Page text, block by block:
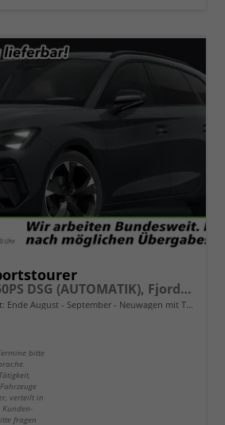
Basis 1.5 eTSI 150PS DSG (AUTOMATIK), Fjord-Blau, 18" Alu Garbi, Sitzheizung, M-Lederlenkrad beheizt, Parksensoren vorne und hinten, Adaptiver Tempomat, 3-Zonen-Climatronic, Radio 12,9" + Full Link (Navi-Funktion über Smartphone), Elektr. Heckklappe
Ende August - September Neuwagen mit Tageszulassung
bitte
verteilt in
fragen